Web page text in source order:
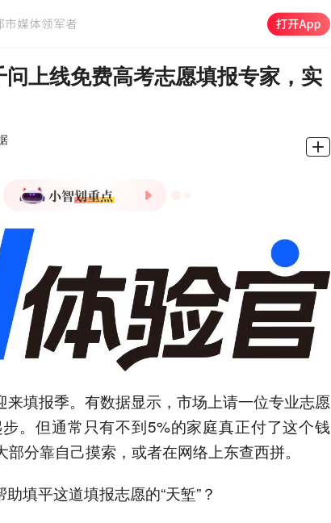
上线免费高考志愿填报专家，实
1.千问上线国内首个免费高
考志愿填报Agent，基于8年
数据积累。
2.AI志愿填报实测：千问生
成结构化报告，支持录取概
率等精细数据。
3.专业志愿师服务收费5000
元，仅5%家庭使用，AI或
所高校，提供个性化志愿方
案和考公规划。
5.去年AI志愿报告领取量近
1300万份，今年功能升级支
来填报季。有数据显示，市场上请一位专业志愿
。但通常只有不到5%的家庭真正付了这个钱
分靠自己摸索，或者在网络上东查西拼。
填平这道填报志愿的“天堑”？